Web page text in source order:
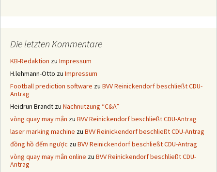
Die letzten Kommentare
KB-Redaktion zu Impressum
H.lehmann-Otto zu Impressum
Football prediction software zu BVV Reinickendorf beschließt CDU-
Antrag
Heidrun Brandt zu Nachnutzung “C&A”
vòng quay may mắn zu BVV Reinickendorf beschließt CDU-Antrag
laser marking machine zu BVV Reinickendorf beschließt CDU-Antrag
đồng hồ đếm ngược zu BVV Reinickendorf beschließt CDU-Antrag
vòng quay may mắn online zu BVV Reinickendorf beschließt CDU-
Antrag